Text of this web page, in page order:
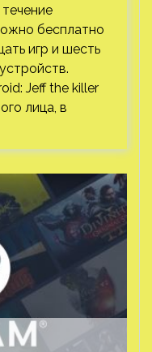
бесплатно
игр и шесть
Jeff the killer
лица, в